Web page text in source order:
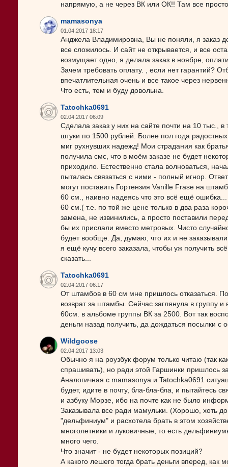
напрямую, а не через ВК или ОК!! Там все
mamasonya
01.04.2017 18:17
Анджела Владимировна, Вы не поняли, я заказ
все сложилось. И сайт не открывается, и все
возмущает одно, я делала заказ в ноябре,
Зачем требовать оплату. , если нет гарантий?
впечатлительная очень и все такое через
Что есть, тем и буду довольна.
Tatochka0691
02.04.2017 06:09
Сделала заказ у них на сайте почти на 10 тыс.,
штуки по 1500 рублей. Более пол года
миг рухнувших надежд! Мои страдания как
получила смс, что в моём заказе не будет
приходило. Естественно стала волноваться,
пыталась связаться с ними - полный игнор.
могут поставить Гортензия Vanille Frase на
60 см., наивно надеясь что это всё ещё
60 см.( т.е. по той же цене только в два раза
замена, не извинились, а просто поставили
бы их прислали вместо метровых. Чисто
будет вообще. Да, думаю, что их и не
я ещё кучу всего заказала, чтобы уж получить
сказать...
Tatochka0691
02.04.2017 06:17
От штамбов в 60 см мне пришлось отказаться.
возврат за штамбы. Сейчас заглянула в группу
60см. в альбоме группы ВК за 2500. Вот так
деньги назад получить, да дождаться посылки
Wildgoose
02.04.2017 13:03
Обычно я на роузбук форум только читаю (так
спрашивать), но ради этой Гаршинки пришлось
Аналогичная с mamasonya и Tatochka0691
будет, идите в почту, бла-бла-бла, и пытайтесь
и азбуку Морзе, ибо на почте как не было
Заказывала все ради мамульки. (Хорошо, хоть
"дельфиниум" и расхотела брать в этом
многолетники и луковичные, то есть
много чего.
Что значит - не будет некоторых позиций?
А какого лешего тогда брать деньги вперед, как